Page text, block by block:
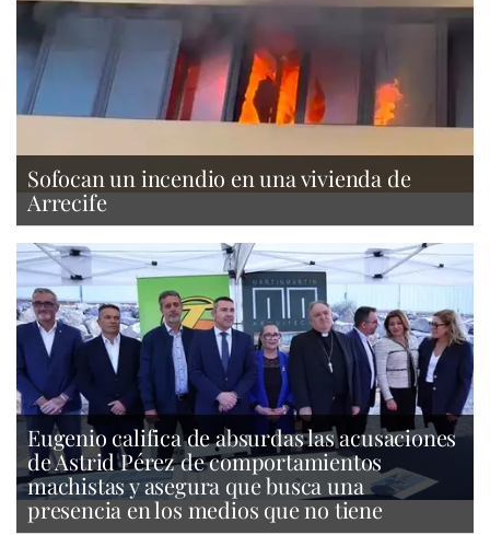
Sofocan un incendio en una vivienda de
Arrecife
Eugenio califica de absurdas las acusaciones
de Astrid Pérez de comportamientos
machistas y asegura que busca una
presencia en los medios que no tiene